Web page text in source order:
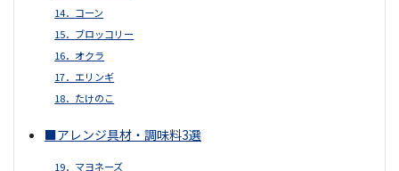
14．コーン
15．ブロッコリー
16．オクラ
17．エリンギ
18．たけのこ
■アレンジ具材・調味料3選
19．マヨネーズ